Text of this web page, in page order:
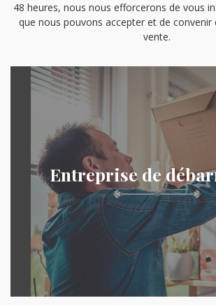
48 heures, nous nous efforcerons de vous
que nous pouvons accepter et de convenir
vente.
Entreprise de